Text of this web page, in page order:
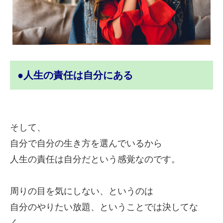
●人生の責任は自分にある
そして、
自分で自分の生き方を選んでいるから
人生の責任は自分だという感覚なのです。
周りの目を気にしない、というのは
自分のやりたい放題、ということでは決してな